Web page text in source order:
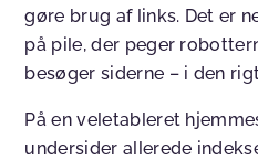
gøre brug af links. Det er
på pile, der peger
besøger siderne – i den
På en veletableret
undersider allerede